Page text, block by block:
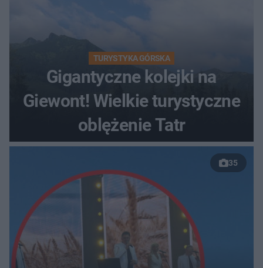
TURYSTYKA GÓRSKA
Gigantyczne kolejki na
Giewont! Wielkie turystyczne
oblężenie Tatr
35